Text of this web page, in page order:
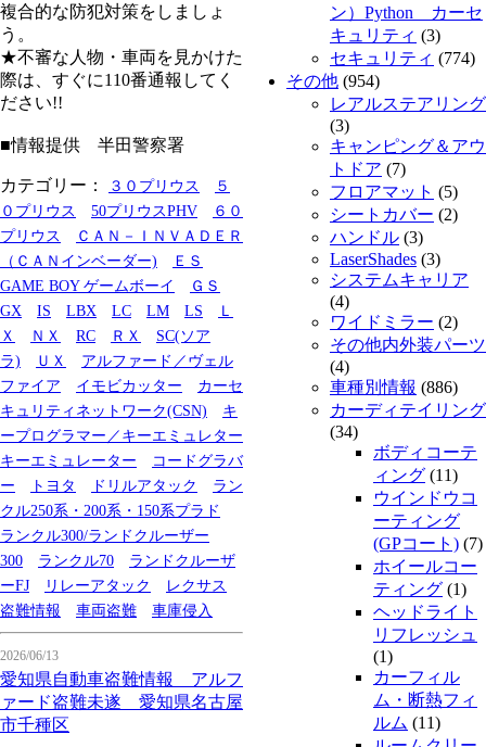
複合的な防犯対策をしましょ
う。
★不審な人物・車両を見かけた
際は、すぐに110番通報してく
ださい!!
■情報提供 半田警察署
カテゴリー： ３０プリウス
５
０プリウス
50プリウスPHV
６０
プリウス
ＣＡＮ－ＩＮＶＡＤＥＲ
（ＣＡＮインベーダー)
ＥＳ
GAME BOY ゲームボーイ
ＧＳ
GX
IS LBX LC LM LS
Ｌ
Ｘ
ＮＸ RC ＲＸ
SC(ソア
ラ)
ＵＸ
アルファード／ヴェル
ファイア
イモビカッター
カーセ
キュリティネットワーク(CSN)
キ
ープログラマー／キーエミュレター
キーエミュレーター
コードグラバ
ー
トヨタ ドリルアタック
ラン
クル250系・200系・150系プラド
ランクル300/ランドクルーザー
300
ランクル70
ランドクルーザ
ーFJ
リレーアタック
レクサス
盗難情報
車両盗難 車庫侵入
2026/06/13
愛知県自動車盗難情報 アルフ
ァード盗難未遂 愛知県名古屋
市千種区
ン）Python カーセ
キュリティ (3)
セキュリティ (774)
その他 (954)
レアルステアリング
(3)
キャンピング＆アウ
トドア (7)
フロアマット (5)
シートカバー (2)
ハンドル (3)
LaserShades (3)
システムキャリア
(4)
ワイドミラー (2)
その他内外装パーツ
(4)
車種別情報 (886)
カーディテイリング
(34)
ボディコーテ
ィング (11)
ウインドウコ
ーティング
(GPコート) (7)
ホイールコー
ティング (1)
ヘッドライト
リフレッシュ
(1)
カーフィル
ム・断熱フィ
ルム (11)